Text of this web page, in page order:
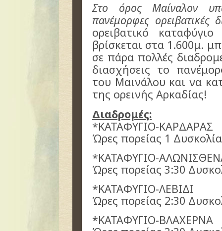
Στο όρος Μαίναλον
πανέμορφες ορειβατικές
ορειβατικό
βρίσκεται στα 1.600μ.
σε πάρα πολλές
διασχήσεις το
του Μαινάλου και να
της ορεινής Aρκαδίας!
Διαδρομές:
*ΚΑΤΑΦΥΓΙΟ-ΚΑΡΔΑΡΑΣ
Ώρες πορείας 1
*ΚΑΤΑΦΥΓΙΟ-
Ώρες πορείας 3:30
*ΚΑΤΑΦΥΓΙΟ-ΛΕΒΙΔΙ
Ώρες πορείας 2:30
*ΚΑΤΑΦΥΓΙΟ-ΒΛΑΧΕΡΝΑ